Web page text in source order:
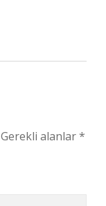
Gerekli alanlar*